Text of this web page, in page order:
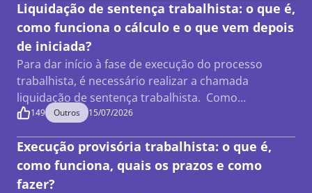
Liquidação de sentença trabalhista: o que é,
como funciona o cálculo e o que vem depois
de iniciada?
Para dar início à fase de execução do processo
trabalhista, é necessário realizar a chamada
liquidação de sentença trabalhista. Como…
149 Outros 15/07/2026
Execução provisória trabalhista: o que é,
como funciona, quais os prazos e como
fazer?